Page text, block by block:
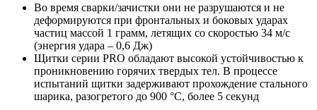
Во время сварки/зачистки они не разрушаются и не
деформируются при фронтальных и боковых ударах
частиц массой 1 грамм, летящих со скоростью 34 м/с
(энергия удара – 0,6 Дж)
Щитки серии PRO обладают высокой устойчивостью к
проникновению горячих твердых тел. В процессе
испытаний щитки задерживают прохождение стального
шарика, разогретого до 900 °С, более 5 секунд